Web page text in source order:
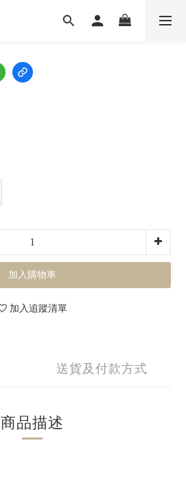
加入購物車
加入追蹤清單
送貨及付款方式
商品描述